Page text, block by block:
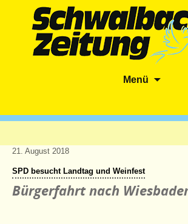
Menü
21. August 2018
SPD besucht Landtag und Weinfest
Bürgerfahrt nach